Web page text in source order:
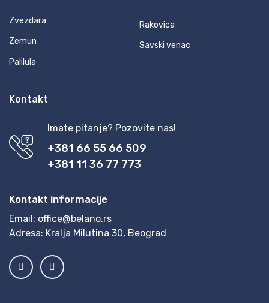
Zvezdara
Zemun
Palilula
Rakovica
Savski venac
Kontakt
Imate pitanje? Pozovite nas!
+381 66 55 66 509
+381 11 36 77 773
Kontakt informacije
Email: office@belano.rs
Adresa: Kralja Milutina 30, Beograd